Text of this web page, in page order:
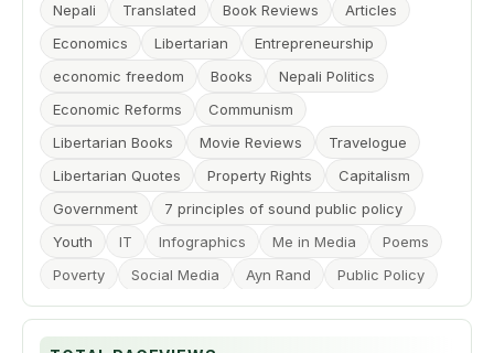
68
2012 34
2010 59
Dec 4
Nov 5
Oct
Sep 9
Nepali
Translated Book Reviews
Articles
Economics
Libertarian
Entrepreneurship
economic freedom
Books
Nepali Politics
Economic Reforms
Communism
Libertarian Books
Movie Reviews
Travelogue
Libertarian Quotes
Property Rights
Capitalism
Government
7 principles of sound public policy
Youth
IT Infographics Me in Media
Poems
Poverty
Social Media Ayn Rand
Public Policy
Freedom of Speech
Globalization
Liberalization
Privatization